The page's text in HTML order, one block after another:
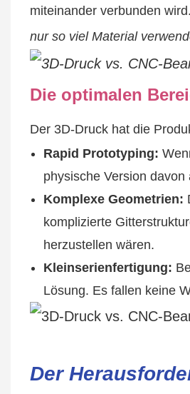
miteinander verbunden
nur so viel Material
Die optimalen
Der 3D-Druck hat die
Rapid Prototyping:
physische Version
Komplexe Geometrien:
komplizierte
herzustellen wären.
Kleinserienfertigung:
Lösung. Es fallen keine
Der